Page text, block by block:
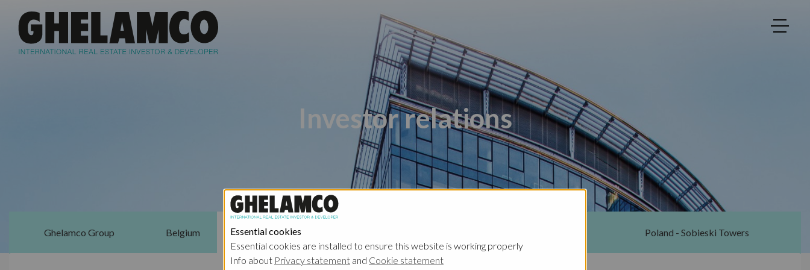
Investor relations
Ghelamco Group Belgium Poland - Ghelamco Invest Poland - Sobieski Towers
Essential cookies
Essential cookies are installed to ensure this website is working properly
Info about Privacy statement and Cookie statement